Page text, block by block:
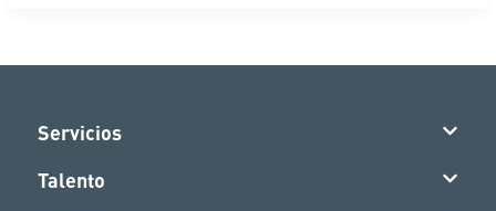
Servicios
Talento